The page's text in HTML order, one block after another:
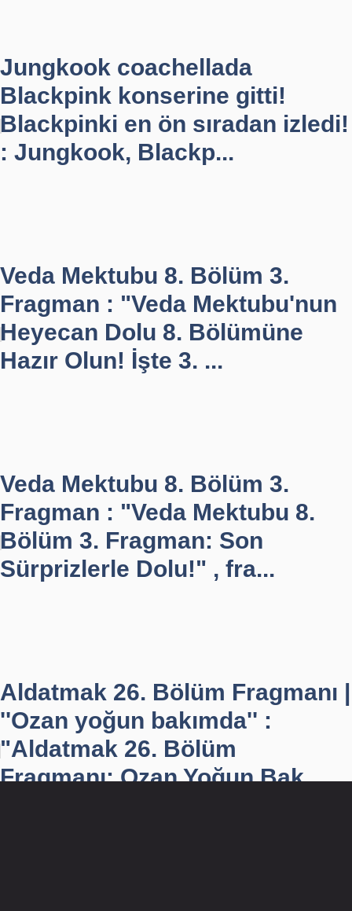
Jungkook coachellada
Blackpink konserine gitti!
Blackpinki en ön sıradan izledi!
: Jungkook, Blackp...
Veda Mektubu 8. Bölüm 3.
Fragman : "Veda Mektubu'nun
Heyecan Dolu 8. Bölümüne
Hazır Olun! İşte 3. ...
Veda Mektubu 8. Bölüm 3.
Fragman : "Veda Mektubu 8.
Bölüm 3. Fragman: Son
Sürprizlerle Dolu!" , fra...
Aldatmak 26. Bölüm Fragmanı |
''Ozan yoğun bakımda'' :
"Aldatmak 26. Bölüm
Fragmanı: Ozan Yoğun Bak...